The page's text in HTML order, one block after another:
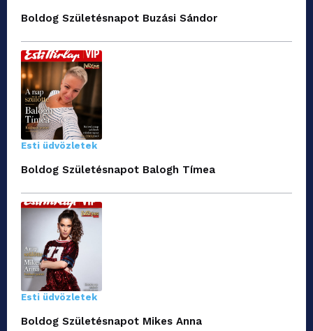
Boldog Születésnapot Buzási Sándor
Esti üdvözletek
Boldog Születésnapot Balogh Tímea
Esti üdvözletek
Boldog Születésnapot Mikes Anna